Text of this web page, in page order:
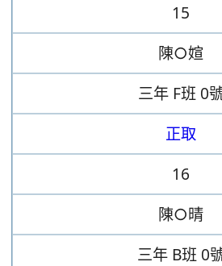
15
陳○媗
三年 F班 0
正取
16
陳○晴
三年 B班 0